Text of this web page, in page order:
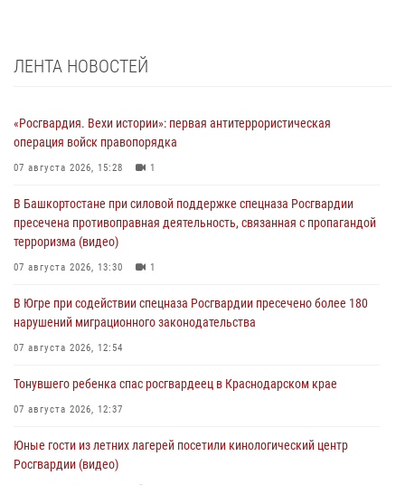
ЛЕНТА НОВОСТЕЙ
«Росгвардия. Вехи истории»: первая антитеррористическая
операция войск правопорядка
07 августа 2026, 15:28 1
В Башкортостане при силовой поддержке спецназа Росгвардии
пресечена противоправная деятельность, связанная с пропагандой
терроризма (видео)
07 августа 2026, 13:30 1
В Югре при содействии спецназа Росгвардии пресечено более 180
нарушений миграционного законодательства
07 августа 2026, 12:54
Тонувшего ребенка спас росгвардеец в Краснодарском крае
07 августа 2026, 12:37
Юные гости из летних лагерей посетили кинологический центр
Росгвардии (видео)